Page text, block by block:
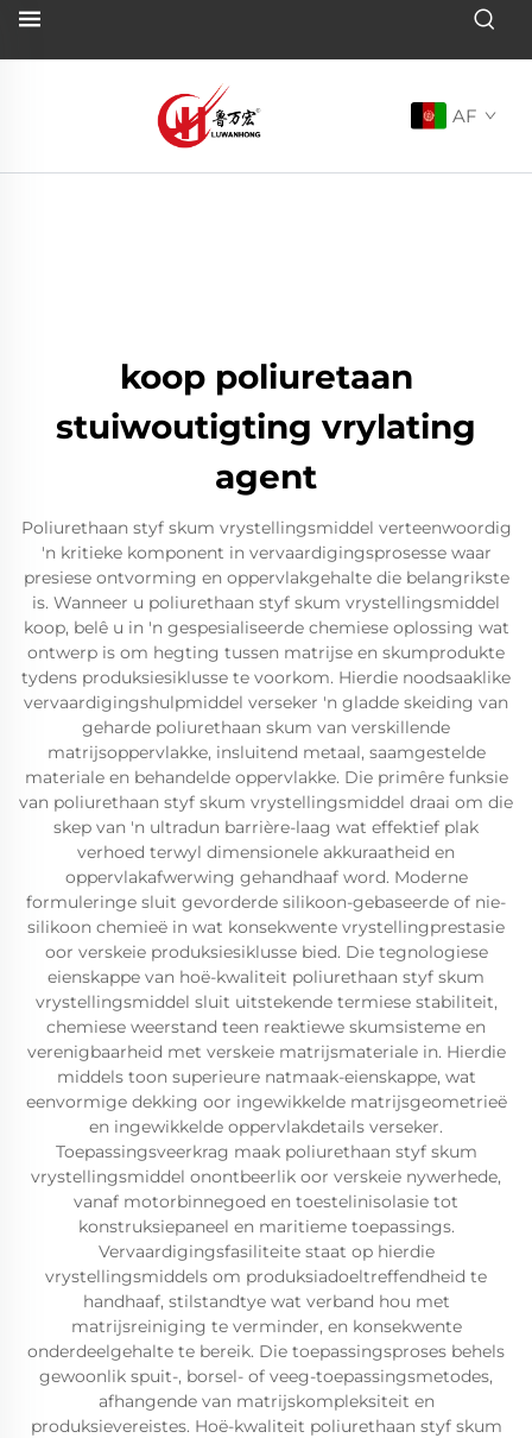
AF
koop poliuretaan
stuiwoutigting vrylating
agent
Poliurethaan styf skum vrystellingsmiddel verteenwoordig
'n kritieke komponent in vervaardigingsprosesse waar
presiese ontvorming en oppervlakgehalte die belangrikste
is. Wanneer u poliurethaan styf skum vrystellingsmiddel
koop, belê u in 'n gespesialiseerde chemiese oplossing wat
ontwerp is om hegting tussen matrijse en skumprodukte
tydens produksiesiklusse te voorkom. Hierdie noodsaaklike
vervaardigingshulpmiddel verseker 'n gladde skeiding van
geharde poliurethaan skum van verskillende
matrijsoppervlakke, insluitend metaal, saamgestelde
materiale en behandelde oppervlakke. Die primêre funksie
van poliurethaan styf skum vrystellingsmiddel draai om die
skep van 'n ultradun barrière-laag wat effektief plak
verhoed terwyl dimensionele akkuraatheid en
oppervlakafwerwing gehandhaaf word. Moderne
formuleringe sluit gevorderde silikoon-gebaseerde of nie-
silikoon chemieë in wat konsekwente vrystellingprestasie
oor verskeie produksiesiklusse bied. Die tegnologiese
eienskappe van hoë-kwaliteit poliurethaan styf skum
vrystellingsmiddel sluit uitstekende termiese stabiliteit,
chemiese weerstand teen reaktiewe skumsisteme en
verenigbaarheid met verskeie matrijsmateriale in. Hierdie
middels toon superieure natmaak-eienskappe, wat
eenvormige dekking oor ingewikkelde matrijsgeometrieë
en ingewikkelde oppervlakdetails verseker.
Toepassingsveerkrag maak poliurethaan styf skum
vrystellingsmiddel onontbeerlik oor verskeie nywerhede,
vanaf motorbinnegoed en toestelinisolasie tot
konstruksiepaneel en maritieme toepassings.
Vervaardigingsfasiliteite staat op hierdie
vrystellingsmiddels om produksiadoeltreffendheid te
handhaaf, stilstandtye wat verband hou met
matrijsreiniging te verminder, en konsekwente
onderdeelgehalte te bereik. Die toepassingsproses behels
gewoonlik spuit-, borsel- of veeg-toepassingsmetodes,
afhangende van matrijskompleksiteit en
produksievereistes. Hoë-kwaliteit poliurethaan styf skum